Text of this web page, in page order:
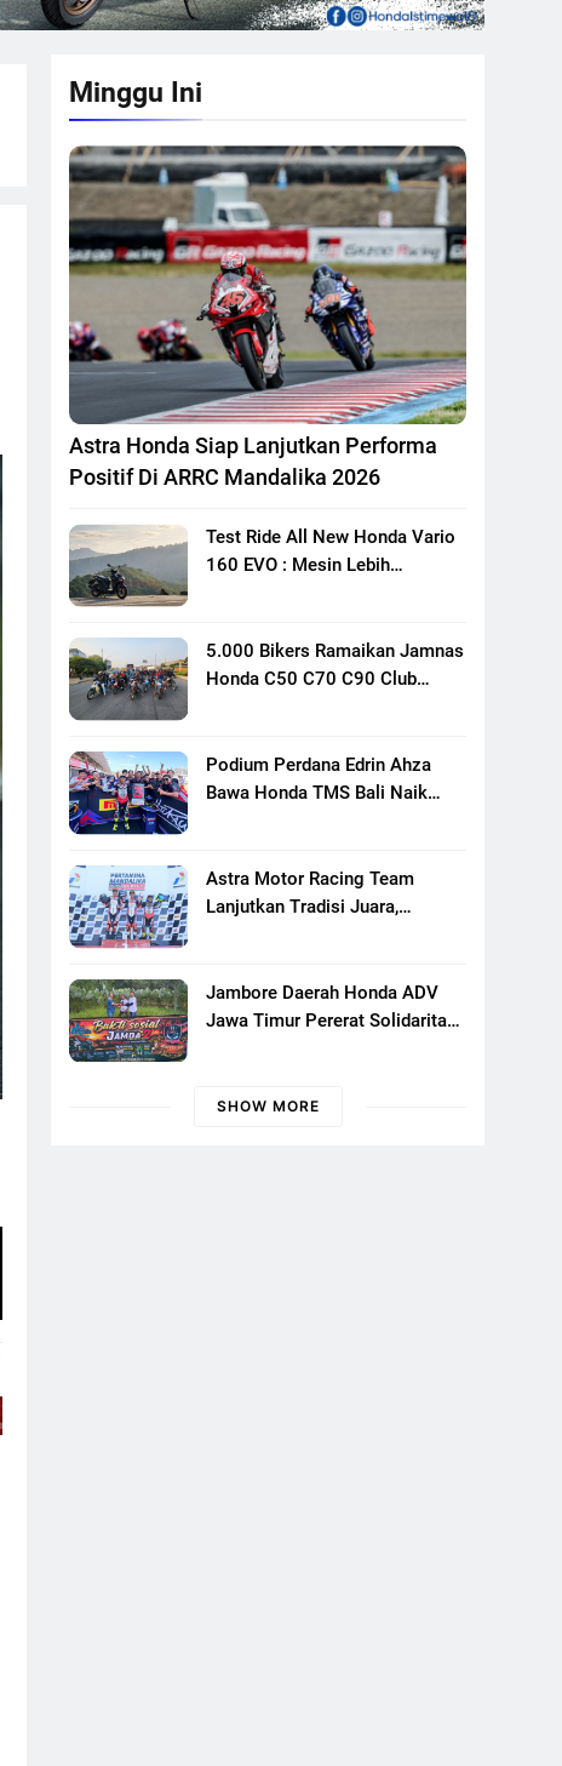
Minggu Ini
Astra Honda Siap Lanjutkan Performa
Positif Di ARRC Mandalika 2026
Test Ride All New Honda Vario
160 EVO : Mesin Lebih
5.000 Bikers Ramaikan Jamnas
Honda C50 C70 C90 Club
Motor Klasik Honda
Podium Perdana Edrin Ahza
Bawa Honda TMS Bali Naik
Astra Motor Racing Team
Lanjutkan Tradisi Juara,
Putaran Ke 3
Jambore Daerah Honda ADV
Jawa Timur Pererat Solidaritas
Banyuwangi
SHOW MORE